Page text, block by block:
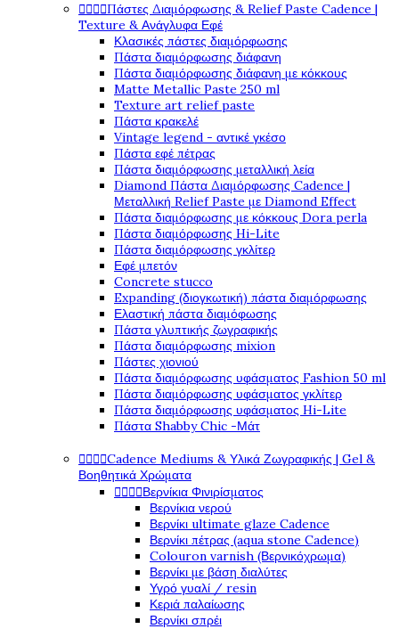
Πάστες Διαμόρφωσης & Relief Paste Cadence |
Texture & Ανάγλυφα Εφέ
Κλασικές πάστες διαμόρφωσης
Πάστα διαμόρφωσης διάφανη
Πάστα διαμόρφωσης διάφανη με κόκκους
Matte Metallic Paste 250 ml
Texture art relief paste
Πάστα κρακελέ
Vintage legend - αντικέ γκέσο
Πάστα εφέ πέτρας
Πάστα διαμόρφωσης μεταλλική λεία
Diamond Πάστα Διαμόρφωσης Cadence |
Μεταλλική Relief Paste με Diamond Effect
Πάστα διαμόρφωσης με κόκκους Dora perla
Πάστα διαμόρφωσης Hi-Lite
Πάστα διαμόρφωσης γκλίτερ
Εφέ μπετόν
Concrete stucco
Expanding (διογκωτική) πάστα διαμόρφωσης
Ελαστική πάστα διαμόφωσης
Πάστα γλυπτικής ζωγραφικής
Πάστα διαμόρφωσης mixion
Πάστες χιονιού
Πάστα διαμόρφωσης υφάσματος Fashion 50 ml
Πάστα διαμόρφωσης υφάσματος γκλίτερ
Πάστα διαμόρφωσης υφάσματος Hi-Lite
Πάστα Shabby Chic -Μάτ
Cadence Mediums & Υλικά Ζωγραφικής | Gel &
Βοηθητικά Χρώματα
Βερνίκια Φινιρίσματος
Βερνίκια νερού
Βερνίκι ultimate glaze Cadence
Βερνίκι πέτρας (aqua stone Cadence)
Colouron varnish (Βερνικόχρωμα)
Βερνίκι με βάση διαλύτες
Υγρό γυαλί / resin
Κεριά παλαίωσης
Βερνίκι σπρέι